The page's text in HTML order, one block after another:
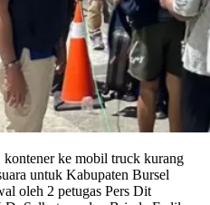
ke mobil truck kurang
untuk Kabupaten Bursel
oleh 2 petugas Pers Dit